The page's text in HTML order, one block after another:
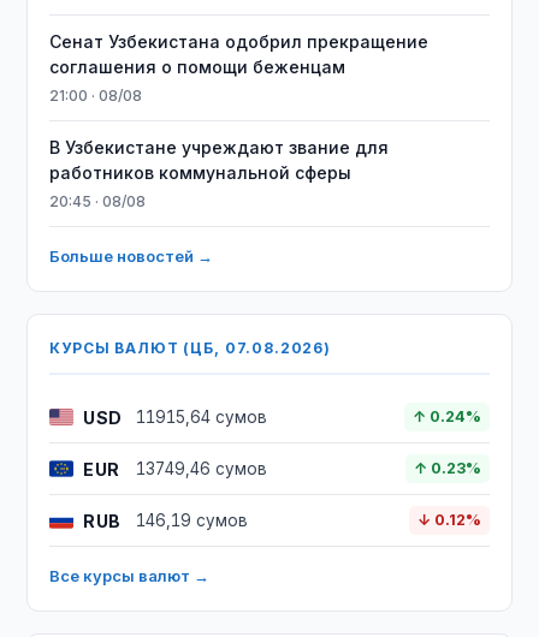
Сенат Узбекистана одобрил прекращение
соглашения о помощи беженцам
21:00 · 08/08
В Узбекистане учреждают звание для
работников коммунальной сферы
20:45 · 08/08
Больше новостей →
КУРСЫ ВАЛЮТ (ЦБ, 07.08.2026)
USD 11915,64 сумов ↑ 0.24%
EUR 13749,46 сумов ↑ 0.23%
RUB 146,19 сумов ↓ 0.12%
Все курсы валют →